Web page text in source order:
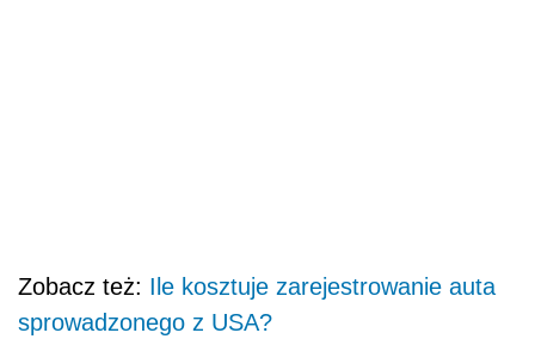
Zobacz też: Ile kosztuje zarejestrowanie auta
sprowadzonego z USA?